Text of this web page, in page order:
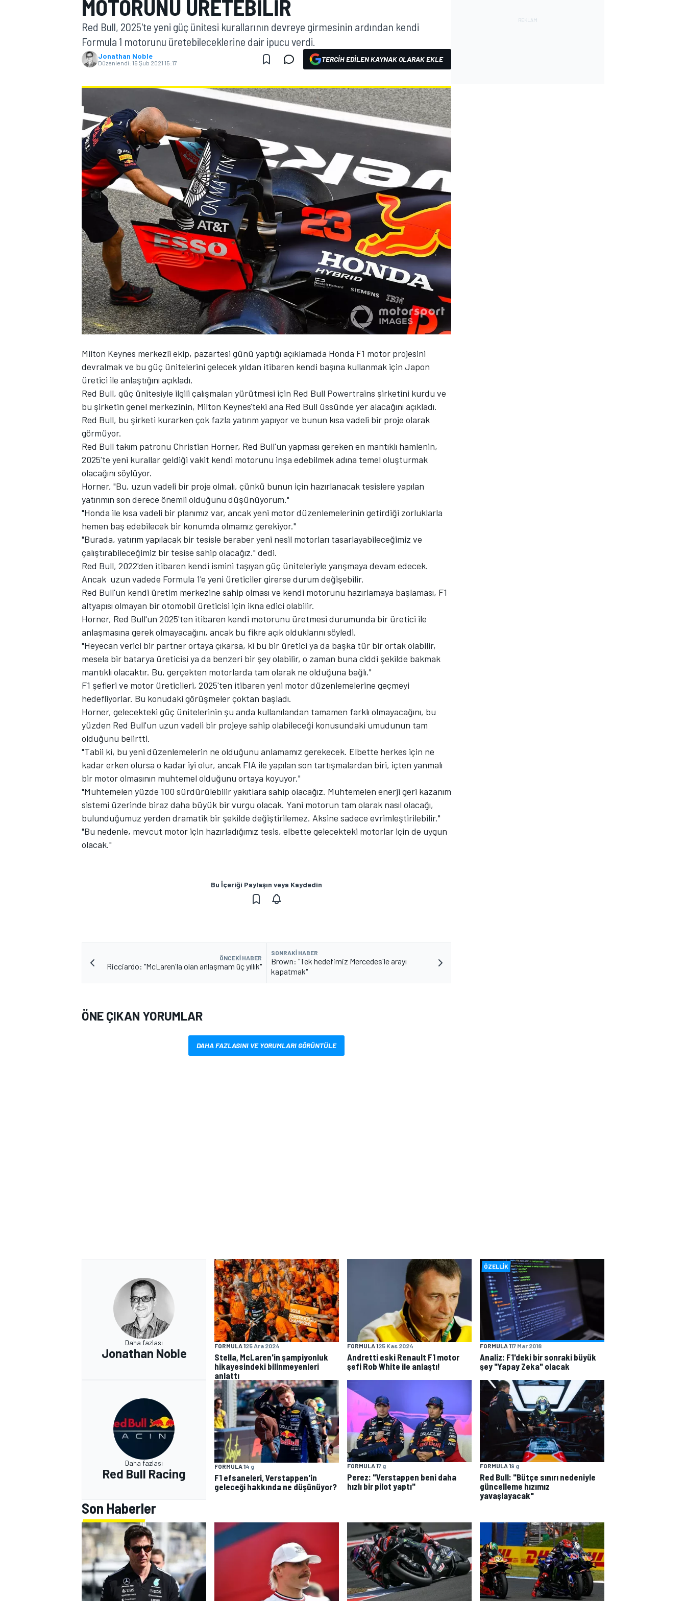
MOTOGP
WORLD SUPERBIKE
WRC
TÜRK SPORCULAR
MOTOSİKLET
MOTORUNU ÜRETEBILIR
Red Bull, 2025'te yeni güç ünitesi kurallarının devreye girmesinin ardından kendi
Formula 1 motorunu üretebileceklerine dair ipucu verdi.
Jonathan Noble
Düzenlendi: 16 Şub 2021 15:17 TERCIH EDILEN KAYNAK OLARAK EKLE
Milton Keynes merkezli ekip, pazartesi günü yaptığı açıklamada Honda F1 motor projesini
devralmak ve bu güç ünitelerini gelecek yıldan itibaren kendi başına kullanmak için Japon
üretici ile anlaştığını açıkladı.
Red Bull, güç ünitesiyle ilgili çalışmaları yürütmesi için Red Bull Powertrains şirketini kurdu ve
bu şirketin genel merkezinin, Milton Keynes'teki ana Red Bull üssünde yer alacağını açıkladı.
Red Bull, bu şirketi kurarken çok fazla yatırım yapıyor ve bunun kısa vadeli bir proje olarak
görmüyor.
Red Bull takım patronu Christian Horner, Red Bull'un yapması gereken en mantıklı hamlenin,
2025'te yeni kurallar geldiği vakit kendi motorunu inşa edebilmek adına temel oluşturmak
olacağını söylüyor.
Horner, "Bu, uzun vadeli bir proje olmalı, çünkü bunun için hazırlanacak tesislere yapılan
yatırımın son derece önemli olduğunu düşünüyorum."
"Honda ile kısa vadeli bir planımız var, ancak yeni motor düzenlemelerinin getirdiği zorluklarla
hemen baş edebilecek bir konumda olmamız gerekiyor."
"Burada, yatırım yapılacak bir tesisle beraber yeni nesil motorları tasarlayabileceğimiz ve
çalıştırabileceğimiz bir tesise sahip olacağız." dedi.
Red Bull, 2022'den itibaren kendi ismini taşıyan güç üniteleriyle yarışmaya devam edecek.
Ancak uzun vadede Formula 1'e yeni üreticiler girerse durum değişebilir.
Red Bull'un kendi üretim merkezine sahip olması ve kendi motorunu hazırlamaya başlaması, F1
altyapısı olmayan bir otomobil üreticisi için ikna edici olabilir.
Horner, Red Bull'un 2025'ten itibaren kendi motorunu üretmesi durumunda bir üretici ile
anlaşmasına gerek olmayacağını, ancak bu fikre açık olduklarını söyledi.
"Heyecan verici bir partner ortaya çıkarsa, ki bu bir üretici ya da başka tür bir ortak olabilir,
mesela bir batarya üreticisi ya da benzeri bir şey olabilir, o zaman buna ciddi şekilde bakmak
mantıklı olacaktır. Bu, gerçekten motorlarda tam olarak ne olduğuna bağlı."
F1 şefleri ve motor üreticileri, 2025'ten itibaren yeni motor düzenlemelerine geçmeyi
hedefliyorlar. Bu konudaki görüşmeler çoktan başladı.
Horner, gelecekteki güç ünitelerinin şu anda kullanılandan tamamen farklı olmayacağını, bu
yüzden Red Bull'un uzun vadeli bir projeye sahip olabileceği konusundaki umudunun tam
olduğunu belirtti.
"Tabii ki, bu yeni düzenlemelerin ne olduğunu anlamamız gerekecek. Elbette herkes için ne
kadar erken olursa o kadar iyi olur, ancak FIA ile yapılan son tartışmalardan biri, içten yanmalı
bir motor olmasının muhtemel olduğunu ortaya koyuyor."
"Muhtemelen yüzde 100 sürdürülebilir yakıtlara sahip olacağız. Muhtemelen enerji geri kazanım
sistemi üzerinde biraz daha büyük bir vurgu olacak. Yani motorun tam olarak nasıl olacağı,
bulunduğumuz yerden dramatik bir şekilde değiştirilemez. Aksine sadece evrimleştirilebilir."
"Bu nedenle, mevcut motor için hazırladığımız tesis, elbette gelecekteki motorlar için de uygun
olacak."
Bu İçeriği Paylaşın veya Kaydedin
ÖNCEKI HABER
Ricciardo: "McLaren'la olan anlaşmam üç yıllık"
SONRAKI HABER
Brown: "Tek hedefimiz Mercedes'le arayı
kapatmak"
ÖNE ÇIKAN YORUMLAR
DAHA FAZLASINI VE YORUMLARI GÖRÜNTÜLE
Daha fazlası
Jonathan Noble
FORMULA 125 Ara 2024
Stella, McLaren'in şampiyonluk
hikayesindeki bilinmeyenleri
anlattı
FORMULA 125 Kas 2024
Andretti eski Renault F1 motor
şefi Rob White ile anlaştı!
ÖZELLIK
FORMULA 117 Mar 2018
Analiz: F1'deki bir sonraki büyük
şey "Yapay Zeka" olacak
Daha fazlası
Red Bull Racing
FORMULA 14 g
F1 efsaneleri, Verstappen'in
geleceği hakkında ne düşünüyor?
FORMULA 17 g
Perez: "Verstappen beni daha
hızlı bir pilot yaptı"
FORMULA 19 g
Red Bull: "Bütçe sınırı nedeniyle
güncelleme hızımız
yavaşlayacak"
Son Haberler